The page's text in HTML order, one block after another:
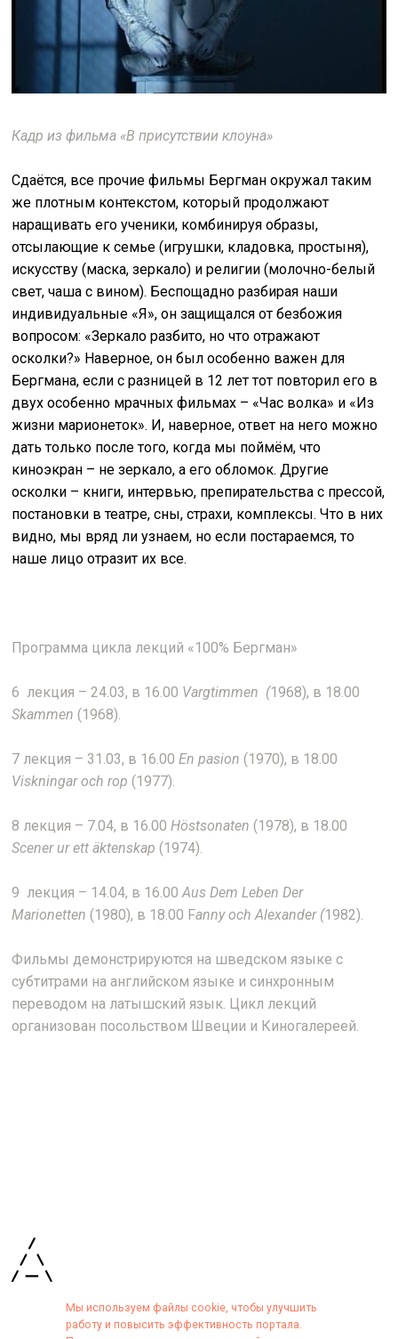
Кадр из фильма «В присутствии клоуна»
Сдаётся, все прочие фильмы Бергман окружал таким
же плотным контекстом, который продолжают
наращивать его ученики, комбинируя образы,
отсылающие к семье (игрушки, кладовка, простыня),
искусству (маска, зеркало) и религии (молочно-белый
свет, чаша с вином). Беспощадно разбирая наши
индивидуальные «Я», он защищался от безбожия
вопросом: «Зеркало разбито, но что отражают
осколки?» Наверное, он был особенно важен для
Бергмана, если с разницей в 12 лет тот повторил его в
двух особенно мрачных фильмах – «Час волка» и «Из
жизни марионеток». И, наверное, ответ на него можно
дать только после того, когда мы поймём, что
киноэкран – не зеркало, а его обломок. Другие
осколки – книги, интервью, препирательства с прессой,
постановки в театре, сны, страхи, комплексы. Что в них
видно, мы вряд ли узнаем, но если постараемся, то
наше лицо отразит их все.
Программа цикла лекций «100% Бергман»
6 лекция – 24.03, в 16.00 Vargtimmen (1968), в 18.00
Skammen (1968).
7 лекция – 31.03, в 16.00En pasion (1970), в 18.00
Viskningar och rop (1977).
8 лекция – 7.04, в 16.00Höstsonaten (1978), в 18.00
Scener ur ett äktenskap (1974).
9 лекция – 14.04, в 16.00Aus Dem Leben Der
Marionetten (1980), в 18.00 Fanny och Alexander (1982).
Фильмы демонстрируются на шведском языке с
субтитрами на английском языке и синхронным
переводом на латышский язык. Цикл лекций
организован посольством Швеции и Киногалереей.